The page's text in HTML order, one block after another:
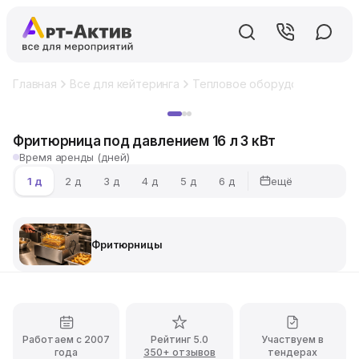
Главная Все для кейтеринга Тепловое оборудование
Фритюрница под давлением 16 л 3 кВт
Время аренды (дней)
1 д
2 д 3 д 4 д 5 д 6 д ещё
Фритюрницы
Работаем с 2007
года
Рейтинг 5.0
350+ отзывов
Участвуем в
тендерах